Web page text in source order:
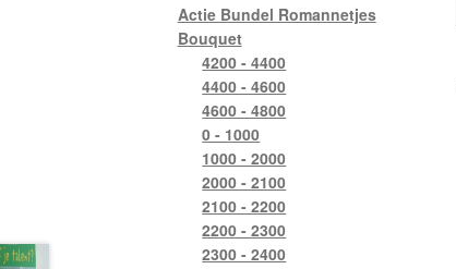
Actie Bundel Romannetjes
Bouquet
4200 - 4400
4400 - 4600
4600 - 4800
0 - 1000
1000 - 2000
2000 - 2100
2100 - 2200
2200 - 2300
2300 - 2400